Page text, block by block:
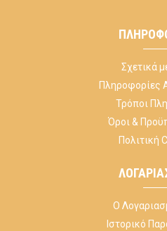
Σχετικά
Πληροφορίες
Τρόποι
Όροι &
Πολιτική
Ο
Ιστορικό